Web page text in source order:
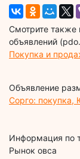
Смотрите
объявлений
Покупка и
Объявление
Сорго:
Информация по
Рынок овса